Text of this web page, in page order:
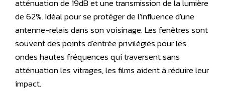
atténuation de 19dB et une transmission de la lumière
de 62%. Idéal pour se protéger de l'influence d'une
antenne-relais dans son voisinage. Les fenêtres sont
souvent des points d'entrée privilégiés pour les
ondes hautes fréquences qui traversent sans
atténuation les vitrages, les films aident à réduire leur
impact.